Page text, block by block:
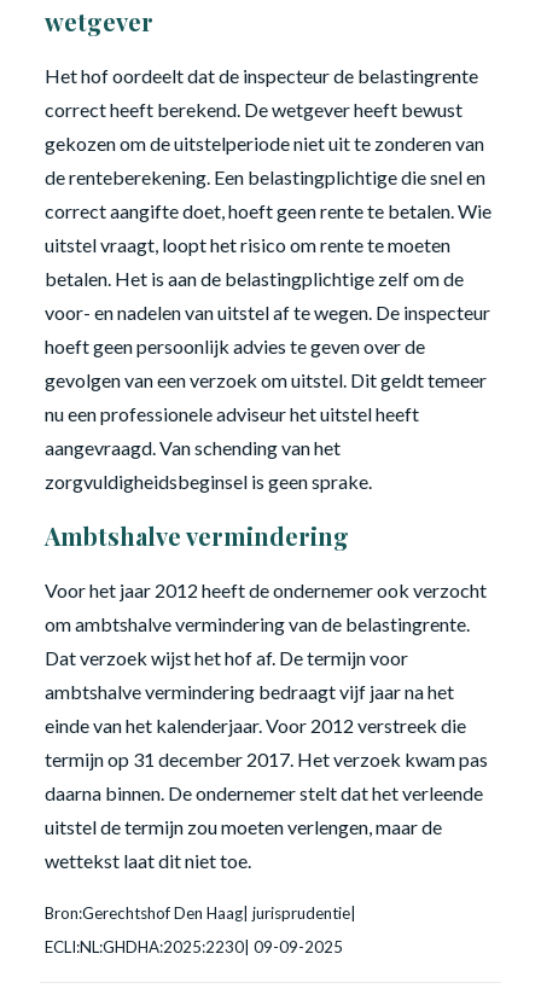
wetgever
Het hof oordeelt dat de inspecteur de belastingrente
correct heeft berekend. De wetgever heeft bewust
gekozen om de uitstelperiode niet uit te zonderen van
de renteberekening. Een belastingplichtige die snel en
correct aangifte doet, hoeft geen rente te betalen. Wie
uitstel vraagt, loopt het risico om rente te moeten
betalen. Het is aan de belastingplichtige zelf om de
voor- en nadelen van uitstel af te wegen. De inspecteur
hoeft geen persoonlijk advies te geven over de
gevolgen van een verzoek om uitstel. Dit geldt temeer
nu een professionele adviseur het uitstel heeft
aangevraagd. Van schending van het
zorgvuldigheidsbeginsel is geen sprake.
Ambtshalve vermindering
Voor het jaar 2012 heeft de ondernemer ook verzocht
om ambtshalve vermindering van de belastingrente.
Dat verzoek wijst het hof af. De termijn voor
ambtshalve vermindering bedraagt vijf jaar na het
einde van het kalenderjaar. Voor 2012 verstreek die
termijn op 31 december 2017. Het verzoek kwam pas
daarna binnen. De ondernemer stelt dat het verleende
uitstel de termijn zou moeten verlengen, maar de
wettekst laat dit niet toe.
Bron:Gerechtshof Den Haag| jurisprudentie|
ECLI:NL:GHDHA:2025:2230| 09-09-2025